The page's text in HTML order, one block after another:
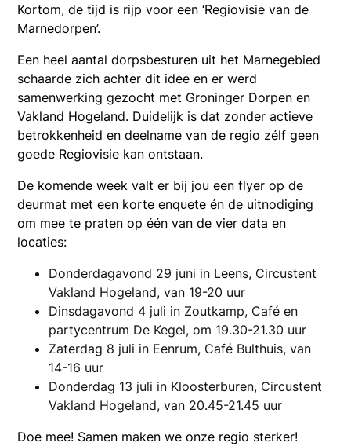
Kortom, de tijd is rijp voor een ‘Regiovisie van de
Marnedorpen’.
Een heel aantal dorpsbesturen uit het Marnegebied
schaarde zich achter dit idee en er werd
samenwerking gezocht met Groninger Dorpen en
Vakland Hogeland. Duidelijk is dat zonder actieve
betrokkenheid en deelname van de regio zélf geen
goede Regiovisie kan ontstaan.
De komende week valt er bij jou een flyer op de
deurmat met een korte enquete én de uitnodiging
om mee te praten op één van de vier data en
locaties:
Donderdagavond 29 juni in Leens, Circustent
Vakland Hogeland, van 19-20 uur
Dinsdagavond 4 juli in Zoutkamp, Café en
partycentrum De Kegel, om 19.30-21.30 uur
Zaterdag 8 juli in Eenrum, Café Bulthuis, van
14-16 uur
Donderdag 13 juli in Kloosterburen, Circustent
Vakland Hogeland, van 20.45-21.45 uur
Doe mee! Samen maken we onze regio sterker!